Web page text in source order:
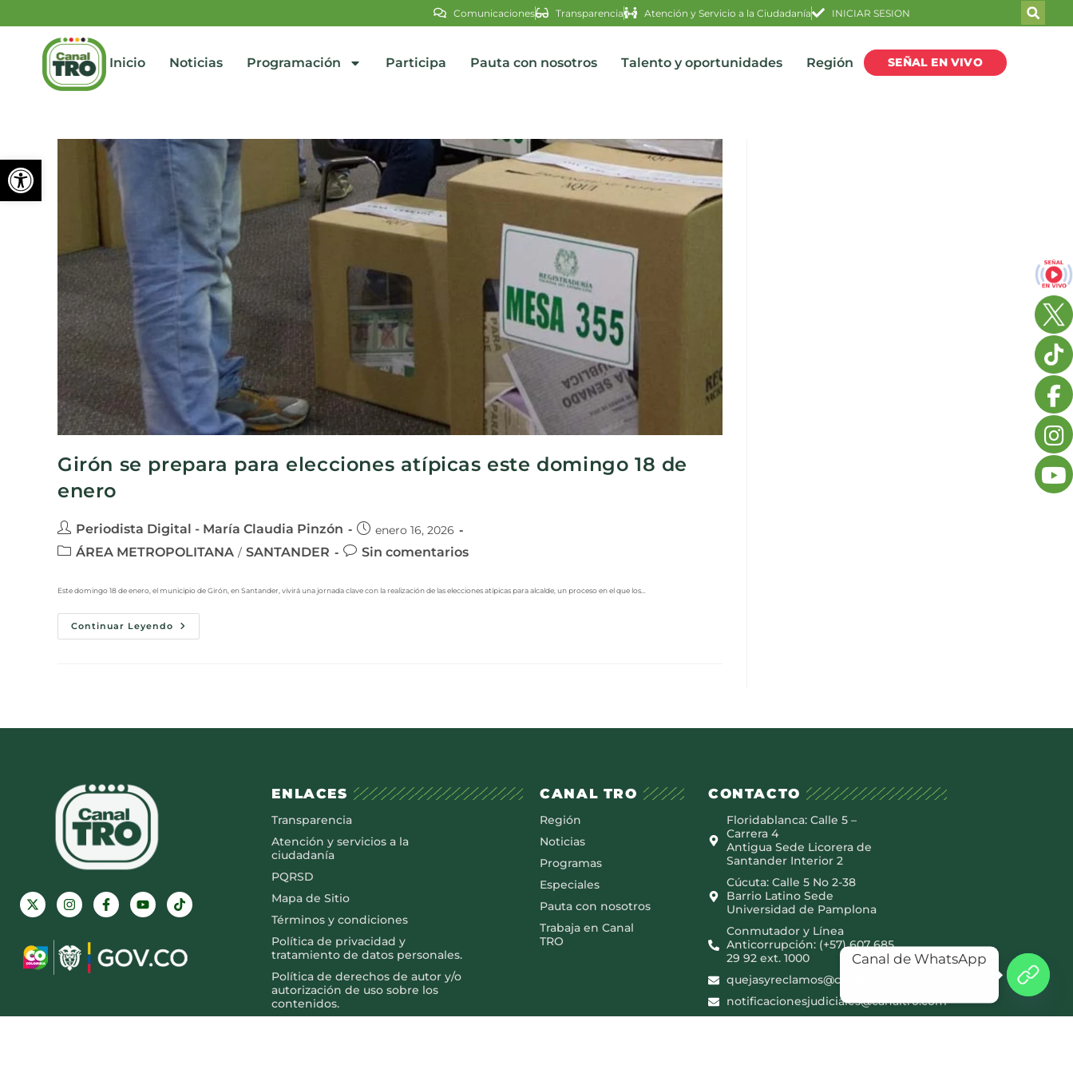
Abrir barra de herramientas
Comunicaciones Transparencia Atención y Servicio a la Ciudadanía INICIAR SESION
Inicio Noticias Programación Participa Pauta con nosotros Talento y oportunidades Región SEÑAL EN VIVO
Girón se prepara para elecciones atípicas este domingo 18 de
enero
Periodista Digital - María Claudia Pinzón enero 16, 2026
ÁREA METROPOLITANA / SANTANDER Sin comentarios
Este domingo 18 de enero, el municipio de Girón, en Santander, vivirá una jornada clave con la realización de las elecciones atípicas para alcalde, un proceso en el que los…
Continuar Leyendo
ENLACES
Transparencia
Atención y servicios a la
ciudadanía
PQRSD
Mapa de Sitio
Términos y condiciones
Política de privacidad y
tratamiento de datos personales.
Política de derechos de autor y/o
autorización de uso sobre los
contenidos.
CANAL TRO
Región
Noticias
Programas
Especiales
Pauta con nosotros
Trabaja en Canal
TRO
CONTACTO
Floridablanca: Calle 5 –
Carrera 4
Antigua Sede Licorera de
Santander Interior 2
Cúcuta: Calle 5 No 2-38
Barrio Latino Sede
Universidad de Pamplona
Conmutador y Línea
Anticorrupción: (+57) 607 685
29 92 ext. 1000
quejasyreclamos@canaltro.com
notificacionesjudiciales@canaltro.com
Canal de WhatsApp